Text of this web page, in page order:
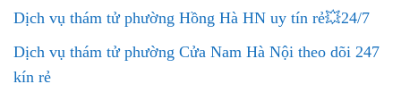
Dịch vụ thám tử phường Hồng Hà HN uy tín rẻ💥24/7
Dịch vụ thám tử phường Cửa Nam Hà Nội theo dõi 247
kín rẻ